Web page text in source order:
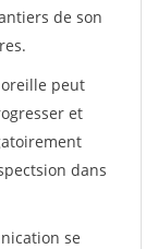
de son
peut
et
dans
se